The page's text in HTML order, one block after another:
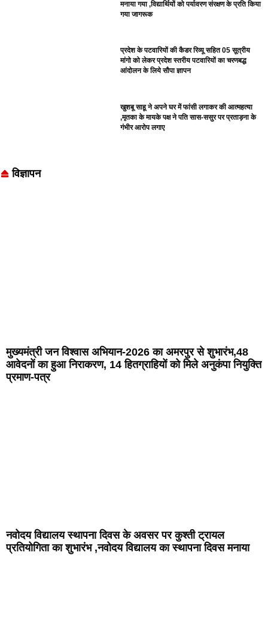
मनाया गया ,विद्यार्थियों को पर्यावरण संरक्षण के प्रति किया
गया जागरूक
प्रदेश के पटवारियों की कैडर रिव्यू सहित 05 सूत्रीय
मांगो को लेकर प्रदेश स्तरीय पटवारियों का चरणबद्ध
आंदोलन के लिये सौपा ज्ञापन
खुशबू साहू ने अपने घर में फांसी लगाकर की आत्महत्या
,मृतका के मायके पक्ष ने पति सास-ससुर पर प्रताड़ना के
गंभीर आरोप लगाए
विज्ञापन
मुख्यमंत्री जन विश्वास अभियान-2026 का अमरपुर से शुभारंभ,48
आवेदनों का हुआ निराकरण, 14 हितग्राहियों को मिले अनुकंपा नियुक्ति
प्रमाण-पत्र
नवोदय विद्यालय स्थापना दिवस के अवसर पर कुश्ती ट्रायल
प्रतियोगिता का शुभारंभ ,नवोदय विद्यालय का स्थापना दिवस मनाया